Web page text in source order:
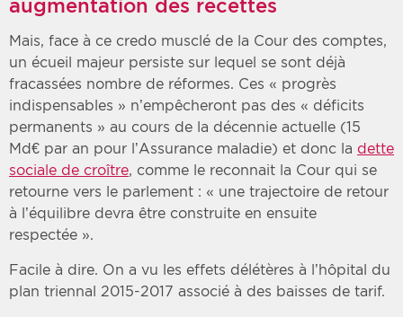
augmentation des recettes
Mais, face à ce credo musclé de la Cour des comptes,
un écueil majeur persiste sur lequel se sont déjà
fracassées nombre de réformes. Ces « progrès
indispensables » n’empêcheront pas des « déficits
permanents » au cours de la décennie actuelle (15
Md€ par an pour l’Assurance maladie) et donc la dette
sociale de croître, comme le reconnait la Cour qui se
retourne vers le parlement : « une trajectoire de retour
à l’équilibre devra être construite en ensuite
respectée ».
Facile à dire. On a vu les effets délétères à l’hôpital du
plan triennal 2015-2017 associé à des baisses de tarif.